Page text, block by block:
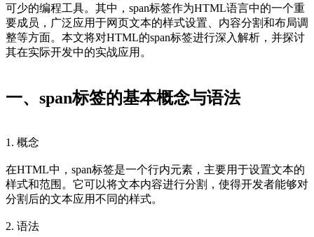
可少的编程工具。其中，span标签作为HTML语言中的一个重
要成员，广泛应用于网页文本的样式设置、内容分割和布局调
整等方面。本文将对HTML的span标签进行深入解析，并探讨
其在实际开发中的实战应用。
一、span标签的基本概念与语法
1. 概念
在HTML中，span标签是一个行内元素，主要用于设置文本的
样式和范围。它可以将文本内容进行分割，使得开发者能够对
分割后的文本应用不同的样式。
2. 语法